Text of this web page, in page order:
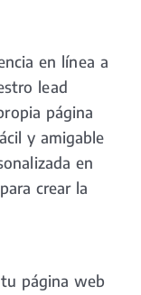
en línea a
lead
página
y amigable
en
crear la
página web